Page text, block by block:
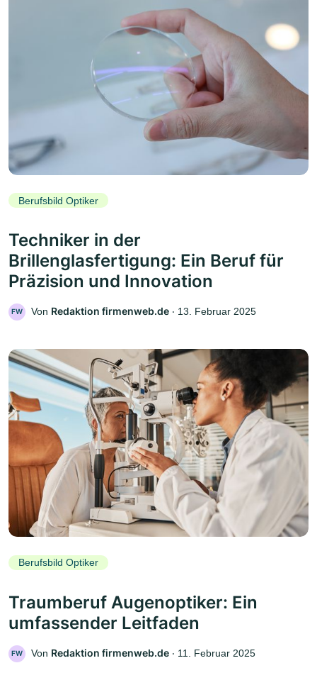
Berufsbild Optiker
Techniker in der
Brillenglasfertigung: Ein Beruf für
Präzision und Innovation
FW Von Redaktion firmenweb.de ‧ 13. Februar 2025
Berufsbild Optiker
Traumberuf Augenoptiker: Ein
umfassender Leitfaden
FW Von Redaktion firmenweb.de ‧ 11. Februar 2025